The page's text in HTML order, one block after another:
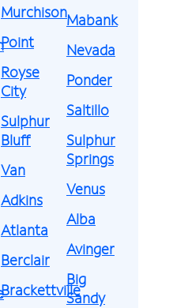
Murchison
Point
Royse
City
Sulphur
Bluff
Van
Adkins
Atlanta
Berclair
Brackettville
Mabank
Nevada
Ponder
Saltillo
Sulphur
Springs
Venus
Alba
Avinger
Big
Sandy